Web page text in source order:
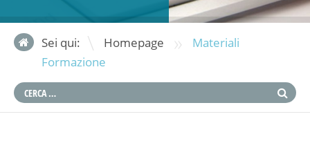
Sei qui: Homepage »
Materiali
Formazione